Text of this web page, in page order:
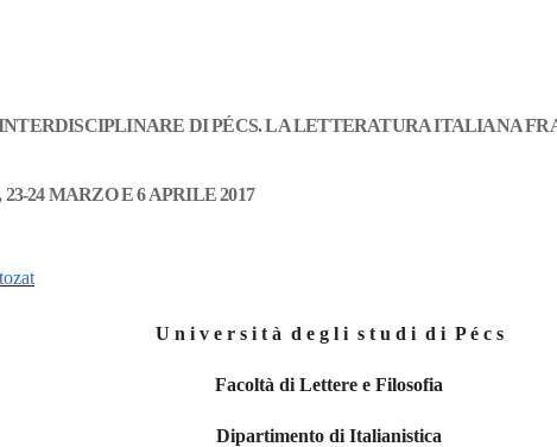
DI PÉCS. LA LETTERATURA ITALIANA
24 MARZO E 6 APRILE 2017
U n i v e r s i t à d e g l i s t u d i d i P é c s
Facoltà di Lettere e Filosofia
Dipartimento di Italianistica